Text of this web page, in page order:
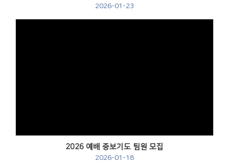
2026-01-23
2026 예배 중보기도 팀원 모집
2026-01-18